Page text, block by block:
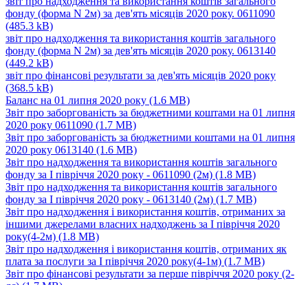
фонду (форма N 2м) за дев'ять місяців 2020 року. 0611090
(485.3 kB)
звіт про надходження та використання коштів загального
фонду (форма N 2м) за дев'ять місяців 2020 року. 0613140
(449.2 kB)
звіт про фінансові результати за дев'ять місяців 2020 року
(368.5 kB)
Баланс на 01 липня 2020 року (1.6 MB)
Звіт про заборгованість за бюджетними коштами на 01 липня
2020 року 0611090 (1.7 MB)
Звіт про заборгованість за бюджетними коштами на 01 липня
2020 року 0613140 (1.6 MB)
Звіт про надходження та використання коштів загального
фонду за І півріччя 2020 року - 0611090 (2м) (1.8 MB)
Звіт про надходження та використання коштів загального
фонду за І півріччя 2020 року - 0613140 (2м) (1.7 MB)
Звіт про надходження і використання коштів, отриманих за
іншими джерелами власних надходжень за І півріччя 2020
року(4-2м) (1.8 MB)
Звіт про надходження і використання коштів, отриманих як
плата за послуги за І півріччя 2020 року(4-1м) (1.7 MB)
Звіт про фінансові результати за перше півріччя 2020 року (2-